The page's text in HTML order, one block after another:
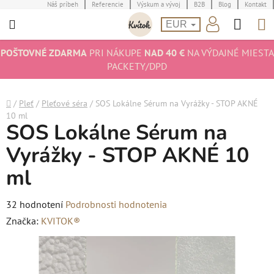
na
Náš príbeh Referencie Výskum a vývoj B2B Blog Kontakt
EUR
POŠTOVNÉ ZDARMAPRI NÁKUPE NAD 40 €NA VÝDAJNÉ MIESTA
PACKETY/DPD
Domov
/ Pleť / Pleťové séra / SOS Lokálne Sérum na Vyrážky - STOP AKNÉ
10 ml
SOS Lokálne Sérum na
Vyrážky - STOP AKNÉ 10
ml
Priemerné
hodnotenie
produktu
32 hodnotení Podrobnosti hodnotenia
Značka: KVITOK®